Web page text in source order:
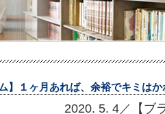
】１ヶ月あれば、余裕でキミはか
2020. 5. 4／【ブ